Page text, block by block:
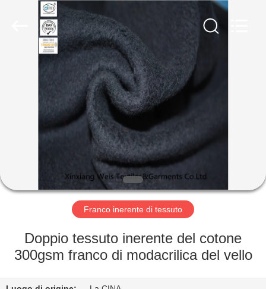
CASA
PRODOTTI
CIRCA
GIRO
FABBRICA
Textiles&Garments
Franco inerente di tessuto
Doppio tessuto inerente del cotone
300gsm franco di modacrilica del vello